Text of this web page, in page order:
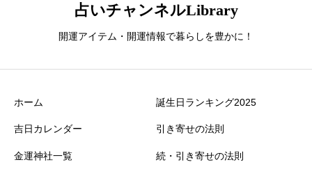
占いチャンネルLibrary
開運アイテム・開運情報で暮らしを豊かに！
ホーム
吉日カレンダー
金運神社一覧
誕生日ランキング2025
引き寄せの法則
続・引き寄せの法則